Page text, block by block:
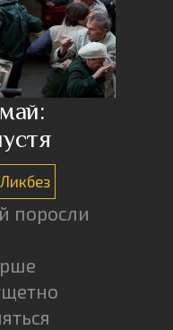
Ликбез
поросли